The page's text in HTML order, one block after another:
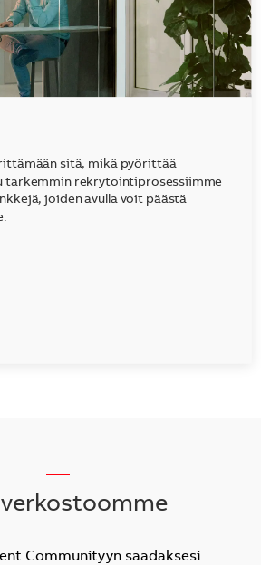
sitä, mikä pyörittää
tarkemmin rekrytointiprosessiimme
joiden avulla voit päästä
Communityyn saadaksesi